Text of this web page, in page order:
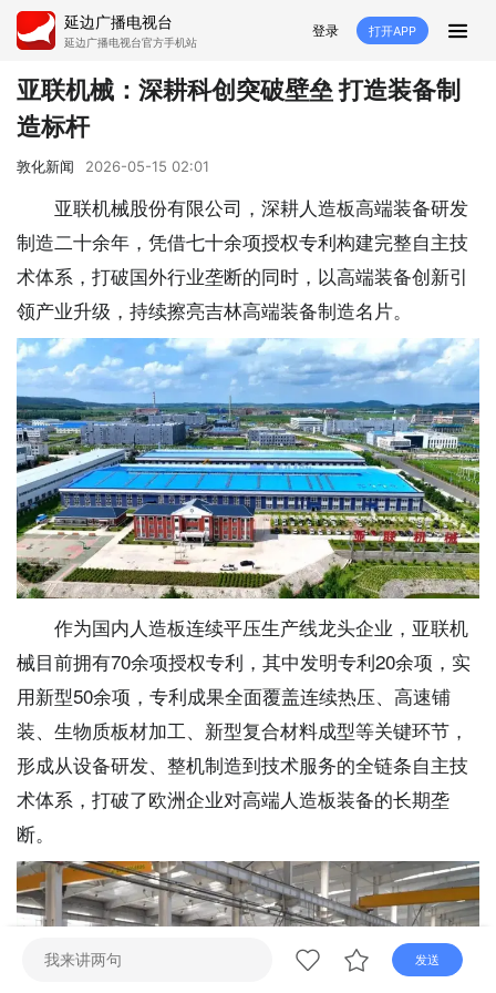
延边广播电视台
延边广播电视台官方手机站
登录 打开APP
首页
推荐
人大 融媒直播 政协 县市
纪委监委 专题 文体
延边卫健 延边医保 延边医院
延边商务 延边好就业 VR
直播点播
直播 电视 广播
亚联机械：深耕科创突破壁垒 打造装备制
造标杆
敦化新闻 2026-05-15 02:01
亚联机械股份有限公司，深耕人造板高端装备研发
制造二十余年，凭借七十余项授权专利构建完整自主技
术体系，打破国外行业垄断的同时，以高端装备创新引
领产业升级，持续擦亮吉林高端装备制造名片。
作为国内人造板连续平压生产线龙头企业，亚联机
械目前拥有70余项授权专利，其中发明专利20余项，实
用新型50余项，专利成果全面覆盖连续热压、高速铺
装、生物质板材加工、新型复合材料成型等关键环节，
形成从设备研发、整机制造到技术服务的全链条自主技
术体系，打破了欧洲企业对高端人造板装备的长期垄
断。
发送